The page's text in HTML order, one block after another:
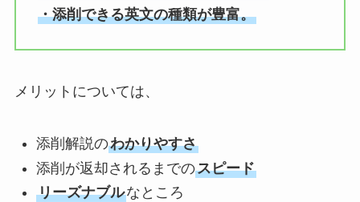
・添削できる英文の種類が豊富。
メリットについては、
添削解説のわかりやすさ
添削が返却されるまでのスピード
リーズナブルなところ